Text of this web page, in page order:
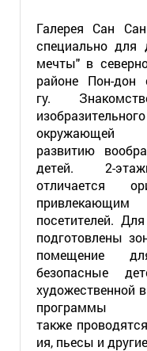
Галерея Сан
специально для
мечты" в
районе Пон-дон
гу.
окружающей
развитию
детей. 2-
отличается
посетителей.
подготовлены
помещение
безопасные
художественной
также
ия, пьесы и